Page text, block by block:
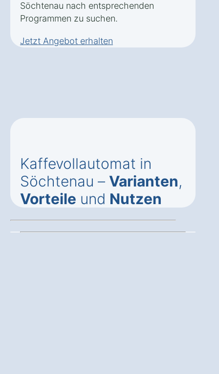
Söchtenau nach entsprechenden
Programmen zu suchen.
Jetzt Angebot erhalten
Kaffevollautomat in
Söchtenau – Varianten,
Vorteile und Nutzen